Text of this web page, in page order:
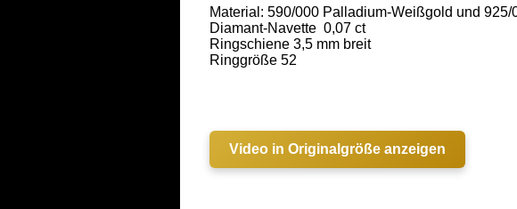
Material: 590/000 Palladium-Weißgold und
Diamant-Navette  0,07 ct
Ringschiene 3,5 mm breit
Ringgröße 52
Video in Originalgröße anzeigen